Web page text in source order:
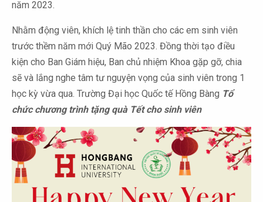
năm 2023.
Nhằm động viên, khích lệ tinh thần cho các em sinh viên
trước thềm năm mới Quý Mão 2023. Đồng thời tạo điều
kiện cho Ban Giám hiệu, Ban chủ nhiệm Khoa gặp gỡ, chia
sẽ và lắng nghe tâm tư nguyện vọng của sinh viên trong 1
học kỳ vừa qua. Trường Đại học Quốc tế Hồng Bàng Tổ
chức chương trình tặng quà Tết cho sinh viên